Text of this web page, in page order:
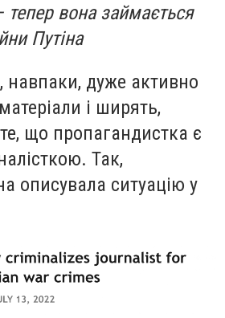
тепер вона займається
Путіна
навпаки, дуже активно
і ширять,
що пропагандистка є
Так,
описувала ситуацію у